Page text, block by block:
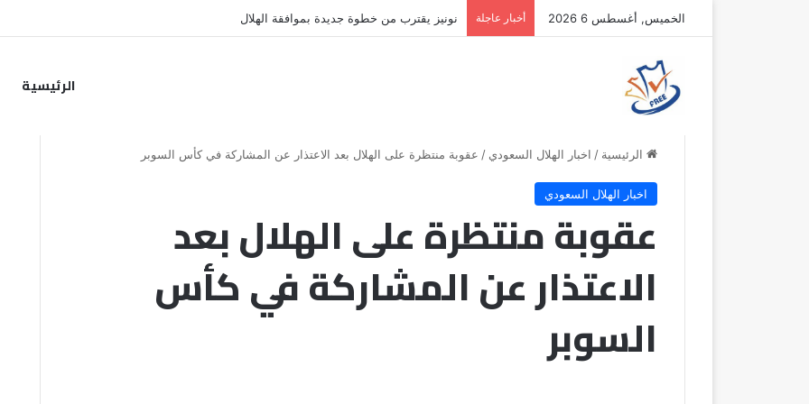
الخميس, أغسطس 6 2026 أخبار عاجلة نونيز يقترب من خطوة جديدة بموافقة الهلال
الرئيسية
الرئيسية / اخبار الهلال السعودي / عقوبة منتظرة على الهلال بعد الاعتذار عن المشاركة في كأس السوبر
اخبار الهلال السعودي
عقوبة منتظرة على الهلال بعد
الاعتذار عن المشاركة في كأس
السوبر